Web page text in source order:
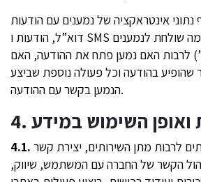
אינטראקציה של נמענים עם הודעות
דוא”ל, הודעות ו SMS שהחברה ו/או מי מטעמה שולחת לנמענים
לרבות האם נמען פתח את ההודעה, האם
שהופיע בהודעה וכל פעולה נוספת שביצע
הנמען בקשר עם ההודעה.
ואופן השימוש במידע
4.1.
הקשר של החברה עם המשתמש, שיווק,